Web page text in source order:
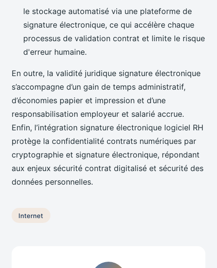
le stockage automatisé via une plateforme de
signature électronique, ce qui accélère chaque
processus de validation contrat et limite le risque
d'erreur humaine.
En outre, la validité juridique signature électronique
s’accompagne d’un gain de temps administratif,
d’économies papier et impression et d’une
responsabilisation employeur et salarié accrue.
Enfin, l’intégration signature électronique logiciel RH
protège la confidentialité contrats numériques par
cryptographie et signature électronique, répondant
aux enjeux sécurité contrat digitalisé et sécurité des
données personnelles.
Internet